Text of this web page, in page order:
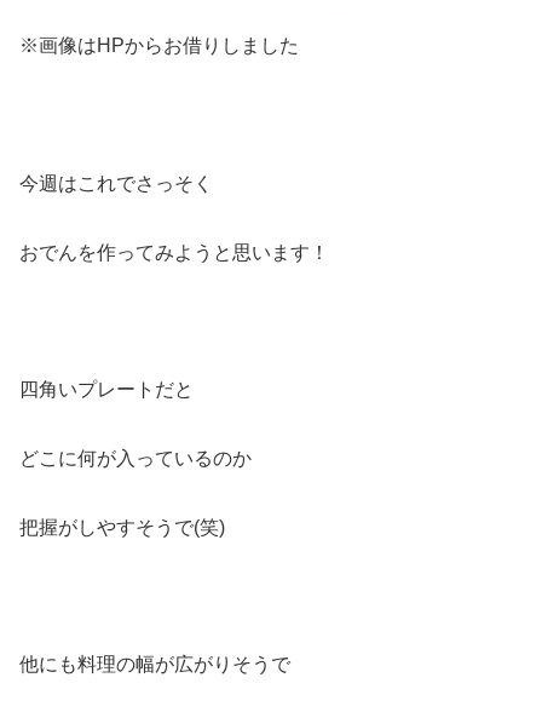
※画像はHPからお借りしました
今週はこれでさっそく
おでんを作ってみようと思います！
四角いプレートだと
どこに何が入っているのか
把握がしやすそうで(笑)
他にも料理の幅が広がりそうで